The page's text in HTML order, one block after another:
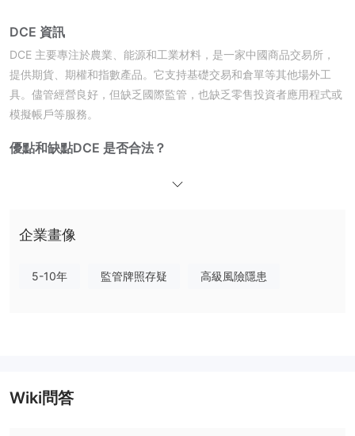
DCE 資訊
DCE 主要專注於農業、能源和工業材料，是一家中國商品交易所，
提供期貨、期權和指數產品。它支持基礎交易和倉單等其他場外工
具。儘管經營良好，但缺乏國際監管，也缺乏零售投資者應用程式或
模擬帳戶等服務。
優點和缺點DCE 是否合法？
監管。此外，DCE 未獲得任何國際認可的監管機構（如英國金融行
國國家期貨協會）的許可證。
仍然有效。它的到期日設定為2030年7月1日。該域名具有多個保護
品期貨指數和2種現貨指數）。此外，DCE 通過其專用平台支持場外
企業畫像
5-10年 監管牌照存疑 高級風險隱患
Wiki問答